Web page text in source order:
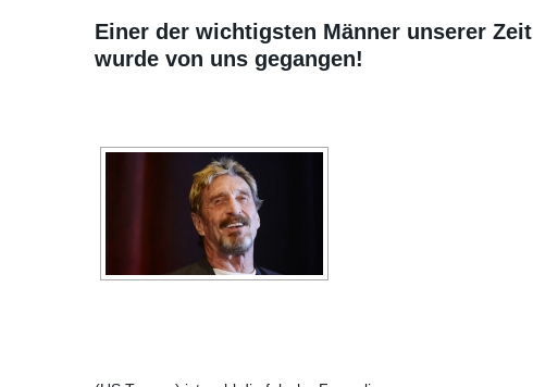
Einer der wichtigsten Männer unserer Zeit
wurde von uns gegangen!